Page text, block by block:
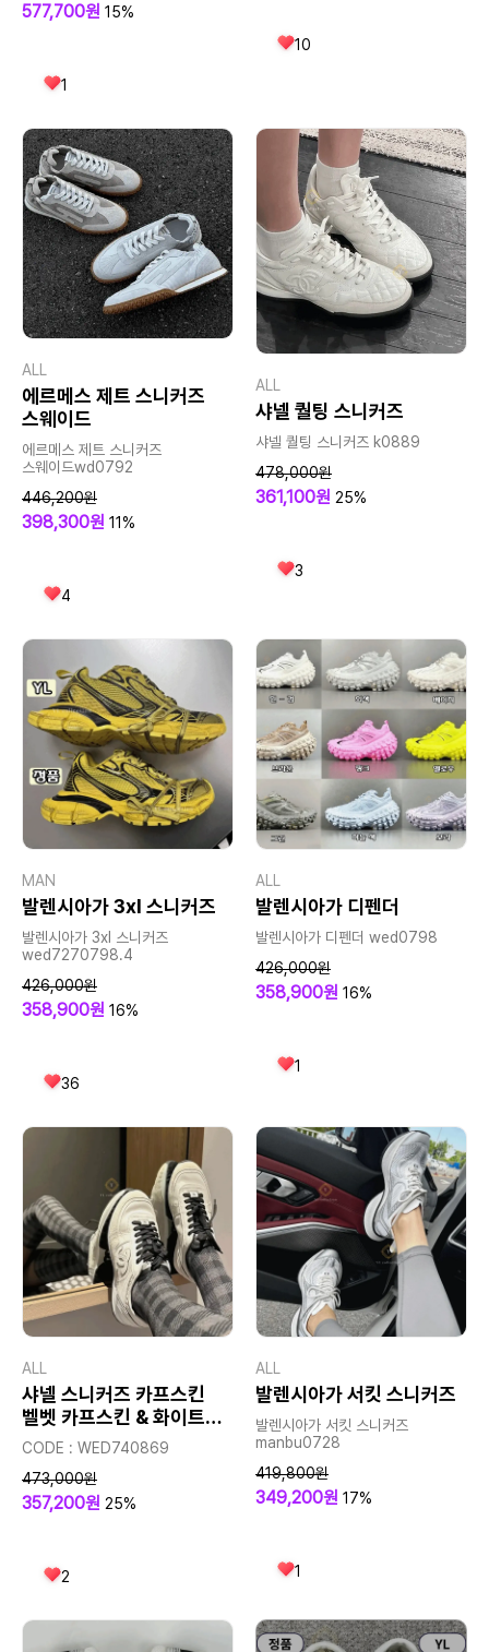
577,700원 15%
1
10
ALL
에르메스 제트 스니커즈
스웨이드
에르메스 제트 스니커즈
스웨이드wd0792
446,200원
398,300원 11%
4
ALL
샤넬 퀄팅 스니커즈
샤넬 퀄팅 스니커즈 k0889
478,000원
361,100원 25%
3
MAN
발렌시아가 3xl 스니커즈
발렌시아가 3xl 스니커즈
wed7270798.4
426,000원
358,900원 16%
36
ALL
발렌시아가 디펜더
발렌시아가 디펜더 wed0798
426,000원
358,900원 16%
1
ALL
샤넬 스니커즈 카프스킨
벨벳 카프스킨 & 화이트
블랙
CODE : WED740869
473,000원
357,200원 25%
2
ALL
발렌시아가 서킷 스니커즈
발렌시아가 서킷 스니커즈
manbu0728
419,800원
349,200원 17%
1